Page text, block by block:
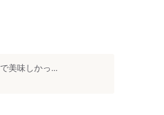
美味しかっ...